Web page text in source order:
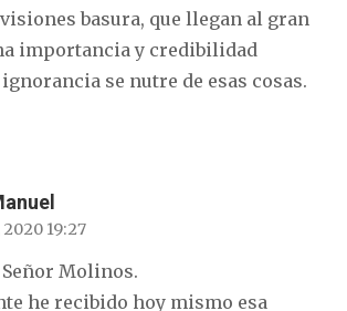
basura, que llegan al gran
importancia y credibilidad
se nutre de esas cosas.
19:27
Molinos.
he recibido hoy mismo esa